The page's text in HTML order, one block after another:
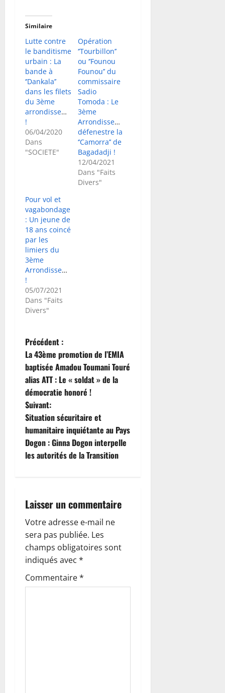
Similaire
Lutte contre
le banditisme
urbain : La
bande à
‘’Dankala’’
dans les filets
du 3ème
arrondissement
!
06/04/2020
Dans
"SOCIETE"
Opération
‘’Tourbillon’’
ou ‘’Founou
Founou’’ du
commissaire
Sadio
Tomoda : Le
3ème
Arrondissement
défenestre la
‘’Camorra’’ de
Bagadadji !
12/04/2021
Dans "Faits
Divers"
Pour vol et
vagabondage
: Un jeune de
18 ans coincé
par les
limiers du
3ème
Arrondissement
!
05/07/2021
Dans "Faits
Divers"
N
a
v
i
g
a
o
n
d
’
Précédent :
La 43ème promotion de l’EMIA
baptisée Amadou Toumani Touré
alias ATT : Le « soldat » de la
démocratie honoré !
Suivant:
Situation sécuritaire et
humanitaire inquiétante au Pays
Dogon : Ginna Dogon interpelle
les autorités de la Transition
Laisser un commentaire
Votre adresse e-mail ne
sera pas publiée. Les
champs obligatoires sont
indiqués avec *
Commentaire*